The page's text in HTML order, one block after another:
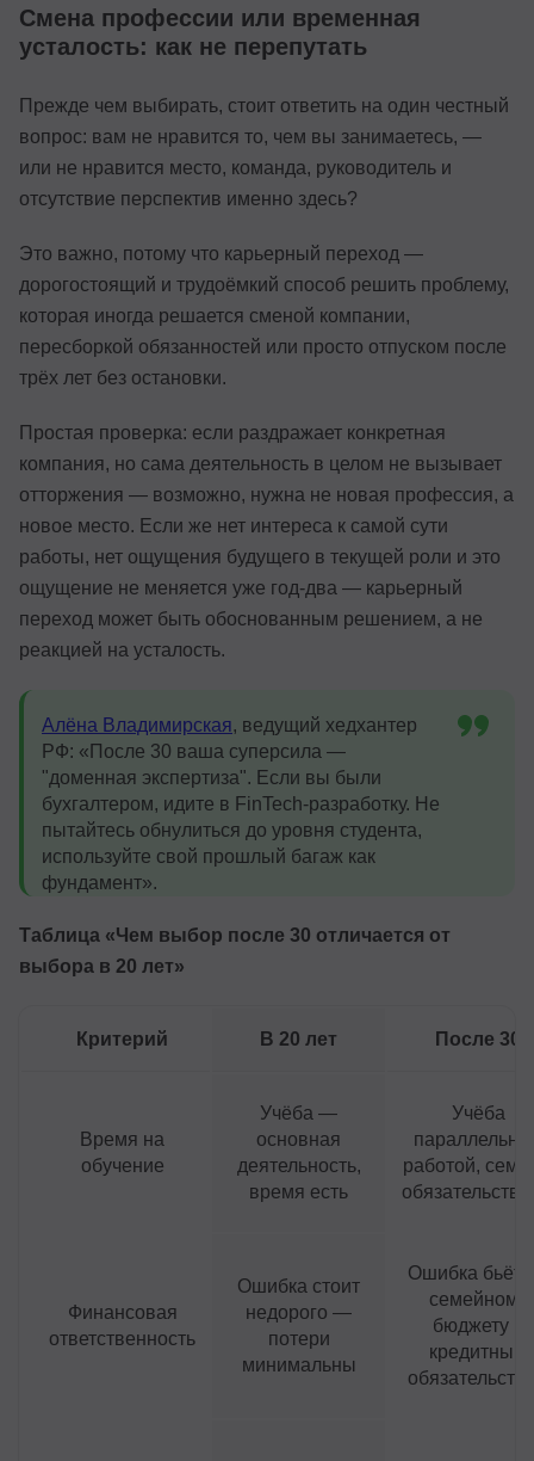
Смена профессии или временная
усталость: как не перепутать
Прежде чем выбирать, стоит ответить на один честный
вопрос: вам не нравится то, чем вы занимаетесь, —
или не нравится место, команда, руководитель и
отсутствие перспектив именно здесь?
Это важно, потому что карьерный переход —
дорогостоящий и трудоёмкий способ решить проблему,
которая иногда решается сменой компании,
пересборкой обязанностей или просто отпуском после
трёх лет без остановки.
Простая проверка: если раздражает конкретная
компания, но сама деятельность в целом не вызывает
отторжения — возможно, нужна не новая профессия, а
новое место. Если же нет интереса к самой сути
работы, нет ощущения будущего в текущей роли и это
ощущение не меняется уже год-два — карьерный
переход может быть обоснованным решением, а не
реакцией на усталость.
Алёна Владимирская, ведущий хедхантер
РФ: «После 30 ваша суперсила —
"доменная экспертиза". Если вы были
бухгалтером, идите в FinTech-разработку. Не
пытайтесь обнулиться до уровня студента,
используйте свой прошлый багаж как
фундамент».
Таблица «Чем выбор после 30 отличается от
выбора в 20 лет»
Критерий В 20 лет После 30
Время на
обучение
Учёба —
основная
деятельность,
время есть
Учёба
параллельно
работой,
Финансовая
ответственность
Ошибка стоит
недорого —
потери
минимальны
Ошибка бьёт
семейному
бюджету и
кредитным